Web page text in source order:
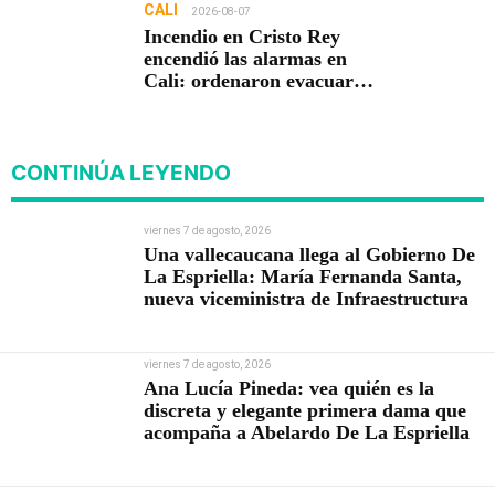
CALI 2026-08-07
Incendio en Cristo Rey
encendió las alarmas en
Cali: ordenaron evacuar
CONTINÚA LEYENDO
viernes 7 de agosto, 2026
Una vallecaucana llega al Gobierno De
La Espriella: María Fernanda Santa,
nueva viceministra de Infraestructura
viernes 7 de agosto, 2026
Ana Lucía Pineda: vea quién es la
discreta y elegante primera dama que
acompaña a Abelardo De La Espriella